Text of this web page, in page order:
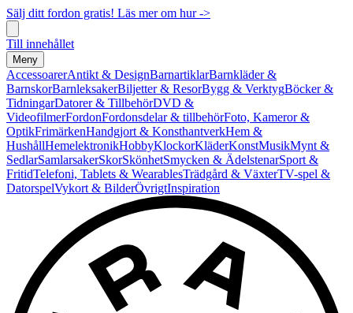
Sälj ditt fordon gratis! Läs mer om hur ->
Till innehållet
Meny
AccessoarerAntikt & DesignBarnartiklarBarnkläder &
BarnskorBarnleksakerBiljetter & ResorBygg & VerktygBöcker &
TidningarDatorer & TillbehörDVD &
VideofilmerFordonFordonsdelar & tillbehörFoto, Kameror &
OptikFrimärkenHandgjort & KonsthantverkHem &
HushållHemelektronikHobbyKlockorKläderKonstMusikMynt &
SedlarSamlarsakerSkorSkönhetSmycken & ÄdelstenarSport &
FritidTelefoni, Tablets & WearablesTrädgård & VäxterTV-spel &
DatorspelVykort & BilderÖvrigtInspiration